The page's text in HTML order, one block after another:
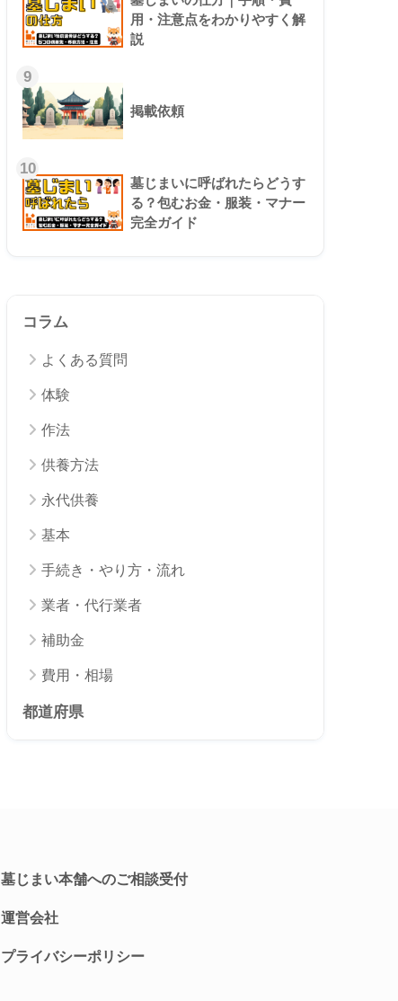
用・注意点をわかりやすく解
説
9
掲載依頼
10
墓じまいに呼ばれたらどうす
る？包むお金・服装・マナー
完全ガイド
コラム
よくある質問
体験
作法
供養方法
永代供養
基本
手続き・やり方・流れ
業者・代行業者
補助金
費用・相場
都道府県
墓じまい本舗へのご相談受付
運営会社
プライバシーポリシー